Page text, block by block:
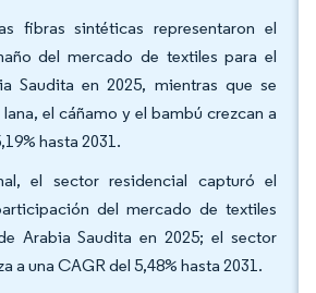
fibras sintéticas representaron el
del mercado de textiles para el
Saudita en 2025, mientras que se
el cáñamo y el bambú crezcan a
hasta 2031.
el sector residencial capturó el
del mercado de textiles
Arabia Saudita en 2025; el sector
a una CAGR del 5,48% hasta 2031.